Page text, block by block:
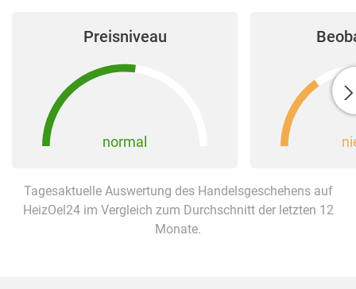
Preisniveau
normal
Tagesaktuelle Auswertung des Handelsgeschehens auf
HeizOel24 im Vergleich zum Durchschnitt der letzten 12
Monate.